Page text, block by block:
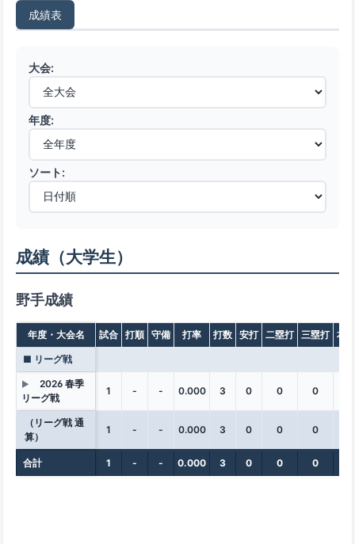
成績表
大会:
年度:
ソート:
成績（大学生）
野手成績
年度・大会名 試合 打順 守備 打率 打数 安打 二塁打 三塁打 本
■ リーグ戦
▶
2026 春季
リーグ戦
1 - - 0.000 3 0 0 0
（リーグ戦 通
算）
1 - - 0.000 3 0 0 0
合計 1 - - 0.000 3 0 0 0